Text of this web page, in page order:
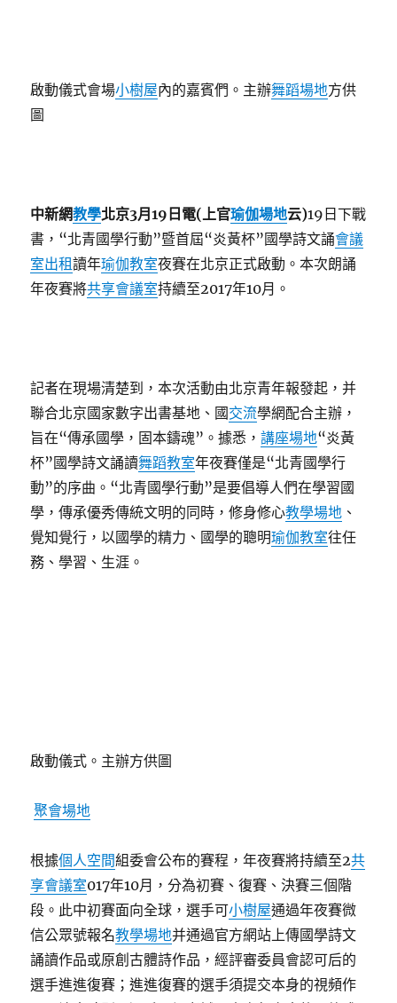
啟動儀式會場小樹屋內的嘉賓們。主辦舞蹈場地方供
圖
中新網教學北京3月19日電(上官瑜伽場地云)19日下戰
書，“北青國學行動”暨首屆“炎黃杯”國學詩文誦會議
室出租讀年瑜伽教室夜賽在北京正式啟動。本次朗誦
年夜賽將共享會議室持續至2017年10月。
記者在現場清楚到，本次活動由北京青年報發起，并
聯合北京國家數字出書基地、國交流學網配合主辦，
旨在“傳承國學，固本鑄魂”。據悉，講座場地“炎黃
杯”國學詩文誦讀舞蹈教室年夜賽僅是“北青國學行
動”的序曲。“北青國學行動”是要倡導人們在學習國
學，傳承優秀傳統文明的同時，修身修心教學場地 、
覺知覺行，以國學的精力、國學的聰明瑜伽教室往任
務、學習、生涯。
啟動儀式。主辦方供圖
聚會場地
根據個人空間組委會公布的賽程，年夜賽將持續至2共
享會議室017年10月，分為初賽、復賽、決賽三個階
段。此中初賽面向全球，選手可小樹屋通過年夜賽微
信公眾號報名教學場地并通過官方網站上傳國學詩文
誦讀作品或原創古體詩作品，經評審委員會認可后的
選手進進復賽；進進復賽的選手須提交本身的視頻作